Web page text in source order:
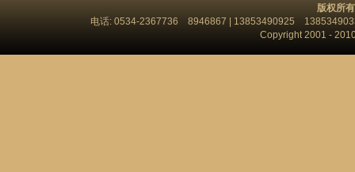
版权所
电话: 0534-2367736 8946867 | 13853490925
Copyright 2001 -